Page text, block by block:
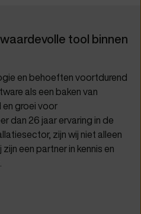
tool binnen
en behoeften voortdurend
als een baken van
groei voor
dan 26 jaar ervaring in de
zijn wij niet alleen
een partner in kennis en